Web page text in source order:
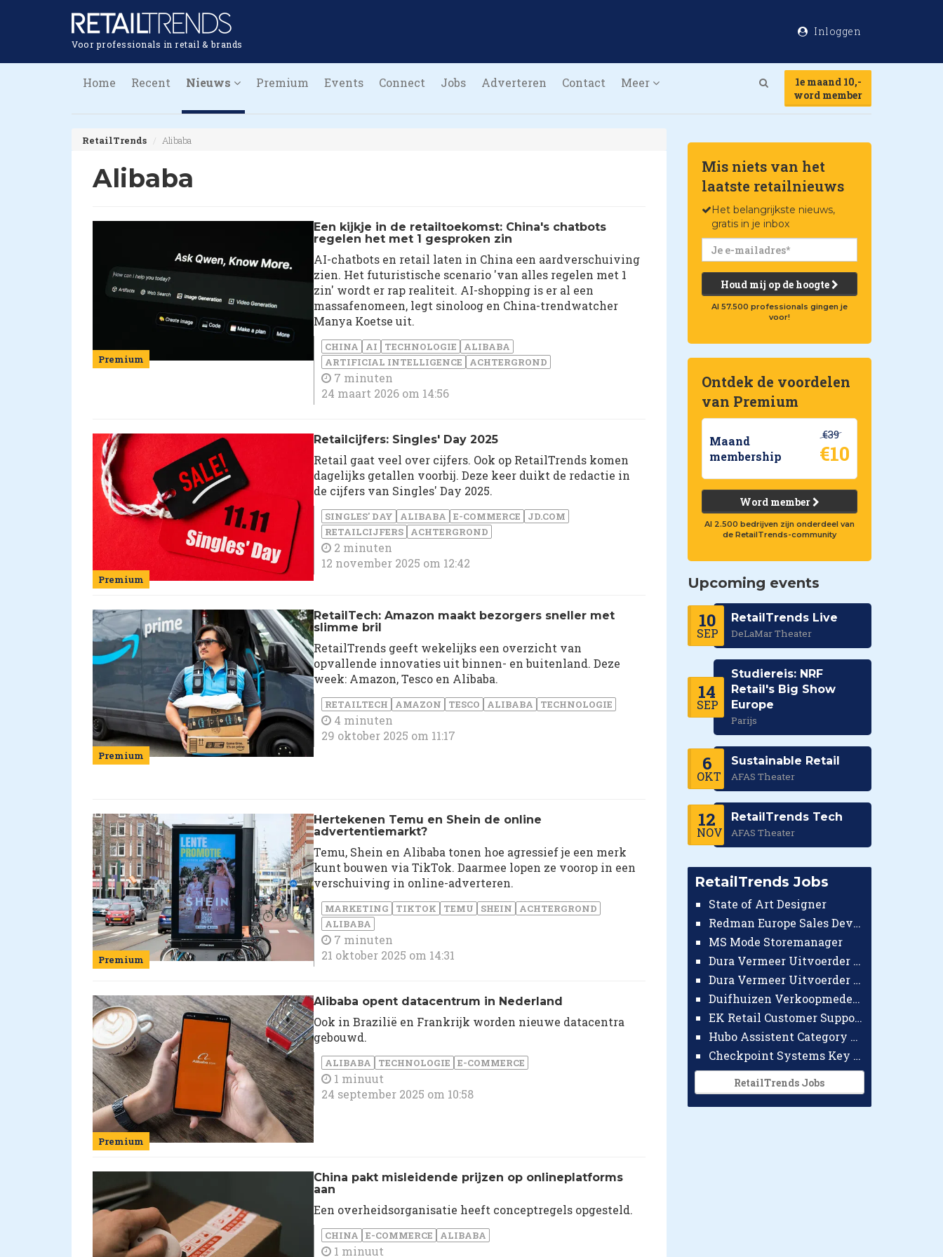
Voor professionals in retail & brands
Inloggen
Home Recent Nieuws Premium Events Connect Jobs Adverteren Contact Meer
1e maand 10,-
word member
RetailTrends Alibaba
Alibaba
Premium
Een kijkje in de retailtoekomst: China's chatbots
regelen het met 1 gesproken zin
AI-chatbots en retail laten in China een aardverschuiving
zien. Het futuristische scenario 'van alles regelen met 1
zin' wordt er rap realiteit. AI-shopping is er al een
massafenomeen, legt sinoloog en China-trendwatcher
Manya Koetse uit.
CHINA AI TECHNOLOGIE
ALIBABA
ARTIFICIAL INTELLIGENCE
ACHTERGROND
7 minuten
24 maart 2026 om 14:56
Premium
Retailcijfers: Singles' Day 2025
Retail gaat veel over cijfers. Ook op RetailTrends komen
dagelijks getallen voorbij. Deze keer duikt de redactie in
de cijfers van Singles' Day 2025.
SINGLES' DAY ALIBABA E-COMMERCE
JD.COM
RETAILCIJFERS
ACHTERGROND
2 minuten
12 november 2025 om 12:42
Premium
RetailTech: Amazon maakt bezorgers sneller met
slimme bril
RetailTrends geeft wekelijks een overzicht van
opvallende innovaties uit binnen- en buitenland. Deze
week: Amazon, Tesco en Alibaba.
RETAILTECH AMAZON TESCO ALIBABA TECHNOLOGIE
4 minuten
29 oktober 2025 om 11:17
Premium
Hertekenen Temu en Shein de online
advertentiemarkt?
Temu, Shein en Alibaba tonen hoe agressief je een merk
kunt bouwen via TikTok. Daarmee lopen ze voorop in een
verschuiving in online-adverteren.
MARKETING TIKTOK TEMU SHEIN
ACHTERGROND
ALIBABA
7 minuten
21 oktober 2025 om 14:31
Premium
Alibaba opent datacentrum in Nederland
Ook in Brazilië en Frankrijk worden nieuwe datacentra
gebouwd.
ALIBABA TECHNOLOGIE E-COMMERCE
1 minuut
24 september 2025 om 10:58
China pakt misleidende prijzen op onlineplatforms
aan
Een overheidsorganisatie heeft conceptregels opgesteld.
CHINA E-COMMERCE ALIBABA
1 minuut
Mis niets van het
laatste retailnieuws
Het belangrijkste nieuws,
gratis in je inbox
Houd mij op de hoogte
Al 57.500 professionals gingen je
voor!
Ontdek de voordelen
van Premium
Maand
membership
€39
€10
Word member
Al 2.500 bedrijven zijn onderdeel van
de RetailTrends-community
Upcoming events
10
SEP
RetailTrends Live
DeLaMar Theater
14
SEP
Studiereis: NRF
Retail's Big Show
Europe
Parijs
6
OKT
Sustainable Retail
AFAS Theater
12
NOV
RetailTrends Tech
AFAS Theater
RetailTrends Jobs
State of Art Designer
Redman Europe Sales Developer (Europe)
MS Mode Storemanager
Dura Vermeer Uitvoerder GWW Amsterdam
Dura Vermeer Uitvoerder Civiel Nijmegen
Duifhuizen Verkoopmedewerker Ridderkerk
EK Retail Customer Support Omnichannel
Hubo Assistent Category Manager
Checkpoint Systems Key Accountmanager Benelux
RetailTrends Jobs